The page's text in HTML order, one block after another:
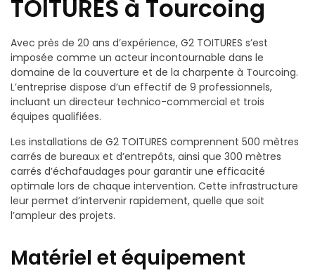
TOITURES à Tourcoing
Avec près de 20 ans d’expérience, G2 TOITURES s’est
imposée comme un acteur incontournable dans le
domaine de la couverture et de la charpente à Tourcoing.
L’entreprise dispose d’un effectif de 9 professionnels,
incluant un directeur technico-commercial et trois
équipes qualifiées.
Les installations de G2 TOITURES comprennent 500 mètres
carrés de bureaux et d’entrepôts, ainsi que 300 mètres
carrés d’échafaudages pour garantir une efficacité
optimale lors de chaque intervention. Cette infrastructure
leur permet d’intervenir rapidement, quelle que soit
l’ampleur des projets.
Matériel et équipement